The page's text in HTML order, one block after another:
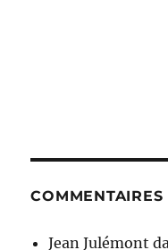
COMMENTAIRES
Jean Julémont